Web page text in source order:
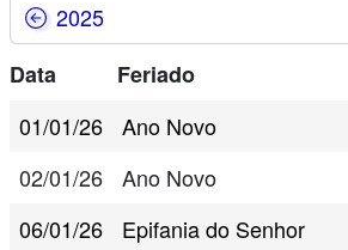
2025
Data
Feriado
01/01/26
Ano Novo
02/01/26
Ano Novo
06/01/26
Epifania do Senhor